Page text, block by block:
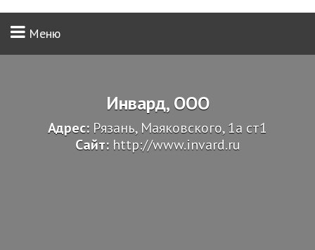
Меню
Инвард, ООО
Адрес: Рязань, Маяковского, 1а ст1
Сайт: http://www.invard.ru